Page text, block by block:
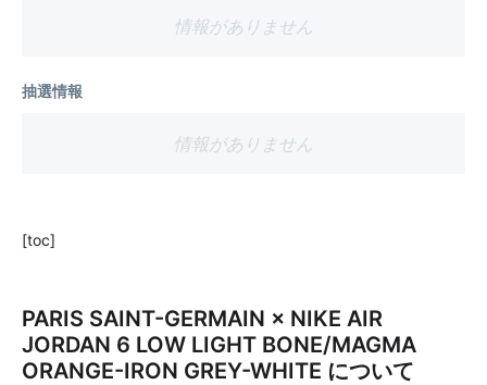
情報がありません
抽選情報
情報がありません
[toc]
PARIS SAINT-GERMAIN × NIKE AIR
JORDAN 6 LOW LIGHT BONE/MAGMA
ORANGE-IRON GREY-WHITE について